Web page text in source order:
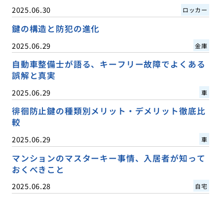
2025.06.30 ロッカー
鍵の構造と防犯の進化
2025.06.29 金庫
自動車整備士が語る、キーフリー故障でよくある
誤解と真実
2025.06.29 車
徘徊防止鍵の種類別メリット・デメリット徹底比
較
2025.06.29 車
マンションのマスターキー事情、入居者が知って
おくべきこと
2025.06.28 自宅